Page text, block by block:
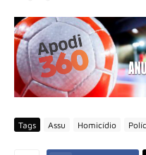
Tags Assu Homicídio